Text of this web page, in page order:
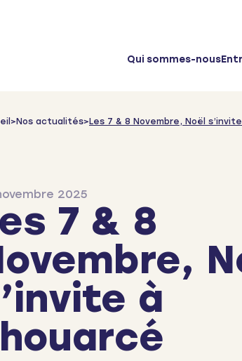
Qui sommes-nous
> Nos actualités> Les 7 & 8 Novembre, Noël
2025
7 & 8
à